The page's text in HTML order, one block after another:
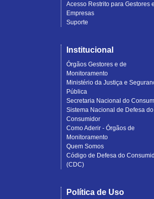
Acesso Restrito para Gestores e
Empresas
Suporte
Institucional
Órgãos Gestores e de
Monitoramento
Ministério da Justiça e
Pública
Secretaria Nacional do
Sistema Nacional de Defesa do
Consumidor
Como Aderir - Órgãos de
Monitoramento
Quem Somos
Código de Defesa do
(CDC)
Política de Uso